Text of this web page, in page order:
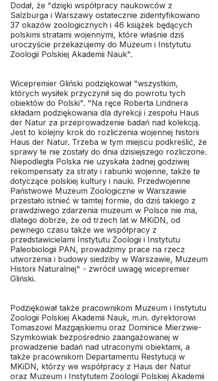
Dodał, że "dzięki współpracy naukowców z
Salzburga i Warszawy ostatecznie zidentyfikowano
37 okazów zoologicznych i 46 książek będących
polskimi stratami wojennymi, które właśnie dziś
uroczyście przekazujemy do Muzeum i Instytutu
Zoologii Polskiej Akademii Nauk".
Wicepremier Gliński podziękował "wszystkim,
których wysiłek przyczynił się do powrotu tych
obiektów do Polski". "Na ręce Roberta Lindnera
składam podziękowania dla dyrekcji i zespołu Haus
der Natur za przeprowadzenie badań nad kolekcją.
Jest to kolejny krok do rozliczenia wojennej historii
Haus der Natur. Trzeba w tym miejscu podkreślić, że
sprawy te nie zostały do dnia dzisiejszego rozliczone.
Niepodległa Polska nie uzyskała żadnej godziwej
rekompensaty za straty i rabunki wojenne, także te
dotyczące polskiej kultury i nauki. Przedwojenne
Państwowe Muzeum Zoologiczne w Warszawie
przestało istnieć w tamtej formie, do dziś takiego z
prawdziwego zdarzenia muzeum w Polsce nie ma,
dlatego dobrze, że od trzech lat w MKiDN, od
pewnego czasu także we współpracy z
przedstawicielami Instytutu Zoologii i Instytutu
Paleobiologii PAN, prowadzimy prace na rzecz
utworzenia i budowy siedziby w Warszawie, Muzeum
Historii Naturalnej" - zwrócił uwagę wicepremier
Gliński.
Podziękował także pracownikom Muzeum i Instytutu
Zoologii Polskiej Akademii Nauk, m.in. dyrektorowi
Tomaszowi Mazgajskiemu oraz Dominice Mierzwie-
Szymkowiak bezpośrednio zaangażowanej w
prowadzenie badań nad utraconymi obiektami, a
także pracownikom Departamentu Restytucji w
MKiDN, którzy we współpracy z Haus der Natur
oraz Muzeum i Instytutem Zoologii Polskiej Akademii